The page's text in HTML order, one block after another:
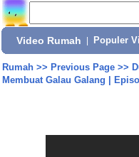
Video Rumah Populer
Rumah>> Previous Page>>
Membuat Galau Galang |